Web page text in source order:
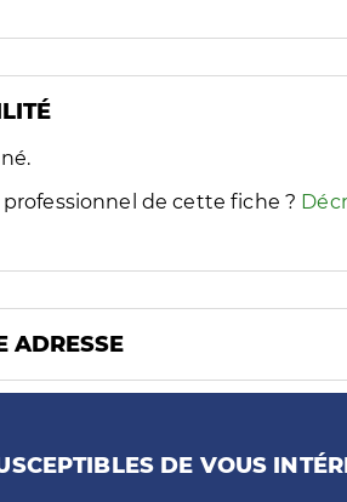
ou plusieurs handicaps/besoins
professionnel de cette fiche ?
ADRESSE
DE VOUS